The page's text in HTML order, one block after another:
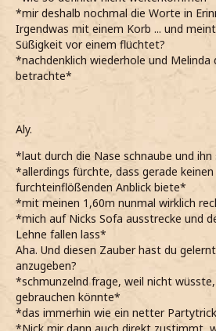
*mir deshalb nochmal die Worte in
Irgendwas mit einem Korb ... und
Süßigkeit vor einem flüchtet?
*nachdenklich wiederhole und Melinda
betrachte*
Aly.
*laut durch die Nase schnaube und
*allerdings fürchte, dass gerade keinen
furchteinflößenden Anblick biete*
*mit meinen 1,60m nunmal wirklich
*mich auf Nicks Sofa ausstrecke und
Lehne fallen lass*
Aha. Und diesen Zauber hast du
anzugeben?
*schmunzelnd frage, weil nicht
gebrauchen könnte*
*das immerhin wie ein netter